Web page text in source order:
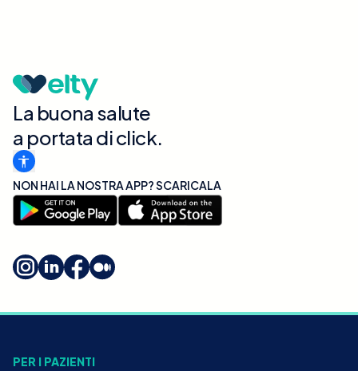
La buona salute
a portata di click.
NON HAI LA NOSTRA APP? SCARICALA
PER I PAZIENTI